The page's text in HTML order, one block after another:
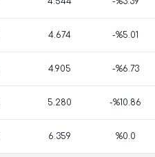
4.674 -%5.01
4.905 -%6.73
5.280 -%10.86
6.359 %0.0